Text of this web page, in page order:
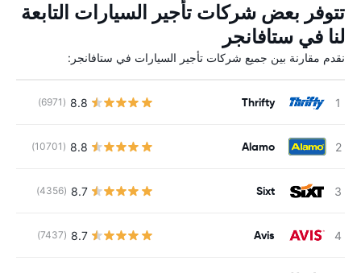
تتوفر بعض شركات تأجير السيارات التابعة
لنا في ستافانجر
نقدم مقارنة بين جميع شركات تأجير السيارات في ستافانجر:
Thrifty
8.8
(6971)
Alamo
8.8
(10701)
Sixt
8.7
(4356)
Avis
8.7
(7437)